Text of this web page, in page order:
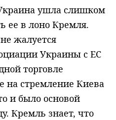
ушла слишком
ее в лоно Кремля.
жалуется
Украины с ЕС
торговле
на стремление Киева
и было основой
Кремль знает, что